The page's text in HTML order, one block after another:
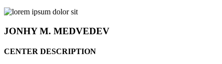
JONHYM. MEDVEDEV
CENTER DESCRIPTION